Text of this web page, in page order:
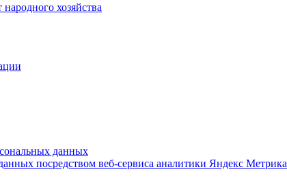
хозяйства
данных
посредством веб-сервиса аналитики Яндекс Метрика